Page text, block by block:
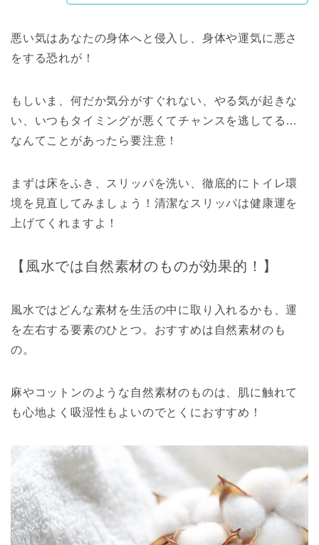
悪い気はあなたの身体へと侵入し、身体や運気に悪さ
をする恐れが！
もしいま、何だか気分がすぐれない、やる気が起きな
い、いつもタイミングが悪くてチャンスを逃してる…
なんてことがあったら要注意！
まずは床をふき、スリッパを洗い、徹底的にトイレ環
境を見直してみましょう！清潔なスリッパは健康運を
上げてくれますよ！
【風水では自然素材のものが効果的！】
風水ではどんな素材を生活の中に取り入れるかも、運
を左右する要素のひとつ。おすすめは自然素材のも
の。
麻やコットンのような自然素材のものは、肌に触れて
も心地よく吸湿性もよいのでとくにおすすめ！